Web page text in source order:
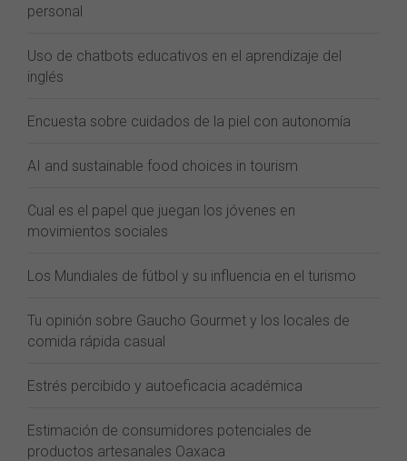
personal
Uso de chatbots educativos en el aprendizaje del
inglés
Encuesta sobre cuidados de la piel con autonomía
AI and sustainable food choices in tourism
Cual es el papel que juegan los jóvenes en
movimientos sociales
Los Mundiales de fútbol y su influencia en el turismo
Tu opinión sobre Gaucho Gourmet y los locales de
comida rápida casual
Estrés percibido y autoeficacia académica
Estimación de consumidores potenciales de
productos artesanales Oaxaca